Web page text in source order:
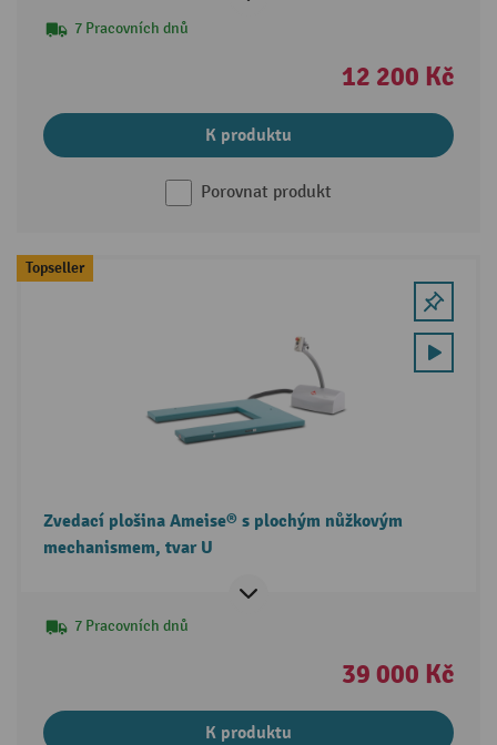
7 Pracovních dnů
12 200 Kč
K produktu
Porovnat produkt
Topseller
Zvedací plošina Ameise® s plochým nůžkovým
mechanismem, tvar U
7 Pracovních dnů
39 000 Kč
K produktu